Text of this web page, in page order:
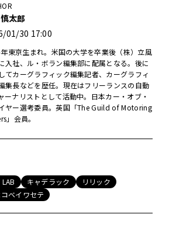
太郎
01/30 17:00
東京生まれ。米国の大学を卒業後（株）立風
入社、ル・ボラン編集部に配属となる。後に
てカーグラフィック編集記者、カーグラフィ
集長などを歴任。現在はフリーランスの自動
ーナリストとして活動中。日本カー・オブ・
ヤー選考委員。英国「The Guild of Motoring
」会員。
キャデラック
リリック
ベイワセテ